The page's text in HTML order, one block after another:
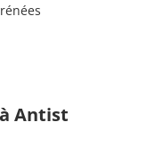
Antist